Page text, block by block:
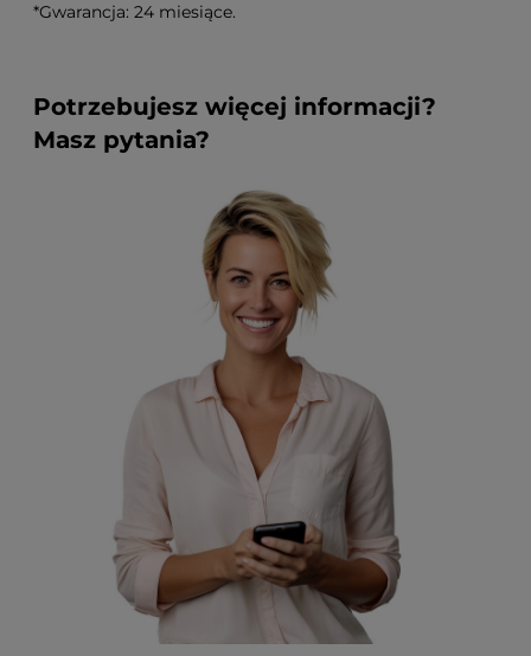
*Gwarancja: 24 miesiące.
Potrzebujesz więcej informacji?
Masz pytania?